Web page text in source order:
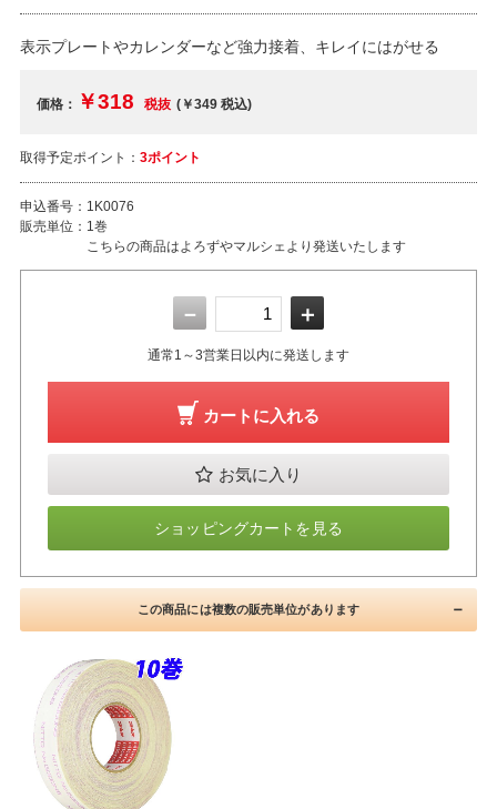
表示プレートやカレンダーなど強力接着、キレイにはがせる
価格： ￥318 税抜 (￥349税込)
取得予定ポイント： 3ポイント
申込番号： 1K0076
販売単位： 1巻
こちらの商品はよろずやマルシェより発送いたします
－ ＋
通常1～3営業日以内に発送します
カートに入れる
お気に入り
ショッピングカートを見る
この商品には複数の販売単位があります